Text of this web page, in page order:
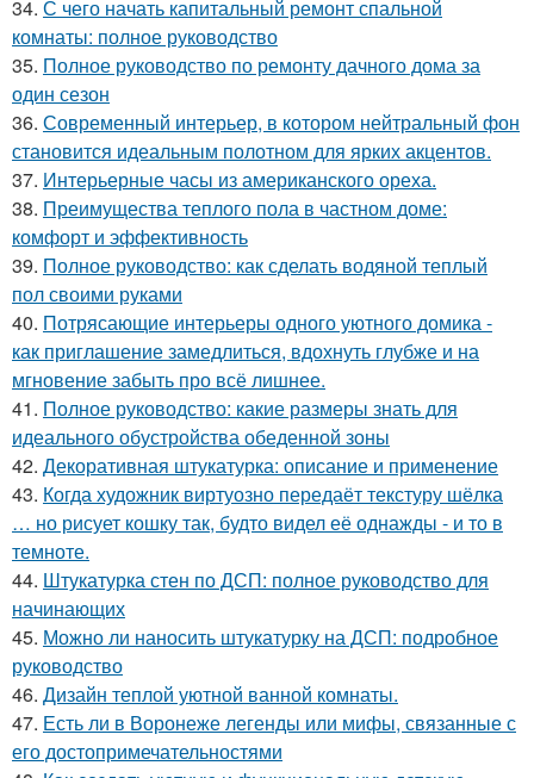
34. С чего начать капитальный ремонт спальной
комнаты: полное руководство
35. Полное руководство по ремонту дачного дома за
один сезон
36. Современный интерьер, в котором нейтральный фон
становится идеальным полотном для ярких акцентов.
37. Интерьерные часы из американского ореха.
38. Преимущества теплого пола в частном доме:
комфорт и эффективность
39. Полное руководство: как сделать водяной теплый
пол своими руками
40. Потрясающие интерьеры одного уютного домика -
как приглашение замедлиться, вдохнуть глубже и на
мгновение забыть про всё лишнее.
41. Полное руководство: какие размеры знать для
идеального обустройства обеденной зоны
42. Декоративная штукатурка: описание и применение
43. Когда художник виртуозно передаёт текстуру шёлка
… но рисует кошку так, будто видел её однажды - и то в
темноте.
44. Штукатурка стен по ДСП: полное руководство для
начинающих
45. Можно ли наносить штукатурку на ДСП: подробное
руководство
46. Дизайн теплой уютной ванной комнаты.
47. Есть ли в Воронеже легенды или мифы, связанные с
его достопримечательностями